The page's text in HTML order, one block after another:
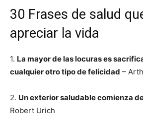
30 Frases de salud
apreciar la vida
1. La mayor de las locuras es
cualquier otro tipo de felicidad –
2. Un exterior saludable comienza
Robert Urich